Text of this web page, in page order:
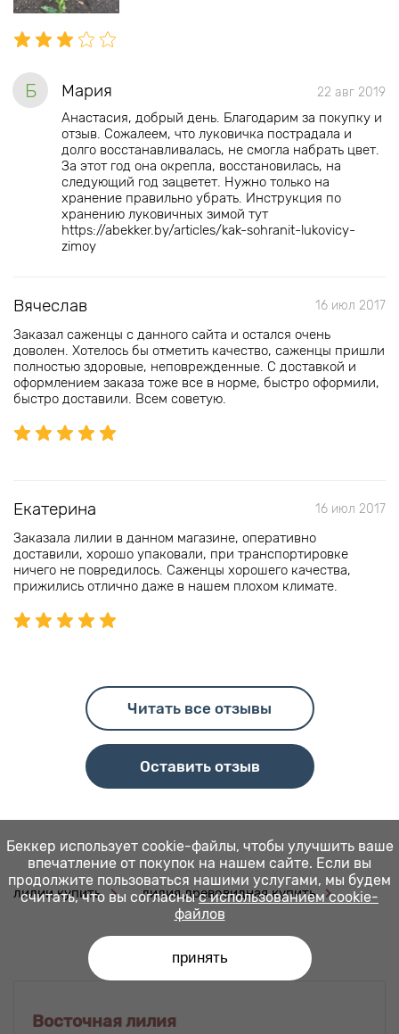
Б Мария 22 авг 2019
Анастасия, добрый день. Благодарим за покупку и
отзыв. Сожалеем, что луковичка пострадала и
долго восстанавливалась, не смогла набрать цвет.
За этот год она окрепла, восстановилась, на
следующий год зацветет. Нужно только на
хранение правильно убрать. Инструкция по
хранению луковичных зимой тут
https://abekker.by/articles/kak-sohranit-lukovicy-
zimoy
Вячеслав 16 июл 2017
Заказал саженцы с данного сайта и остался очень
доволен. Хотелось бы отметить качество, саженцы пришли
полностью здоровые, неповрежденные. С доставкой и
оформлением заказа тоже все в норме, быстро оформили,
быстро доставили. Всем советую.
Екатерина 16 июл 2017
Заказала лилии в данном магазине, оперативно
доставили, хорошо упаковали, при транспортировке
ничего не повредилось. Саженцы хорошего качества,
прижились отлично даже в нашем плохом климате.
Читать все отзывы
Оставить отзыв
лилии купить лилия древовидная купить
Восточная лилия
Беккер использует cookie-файлы, чтобы улучшить ваше
впечатление от покупок на нашем сайте. Если вы
продолжите пользоваться нашими услугами, мы будем
считать, что вы согласны с использованием cookie-
файлов
принять